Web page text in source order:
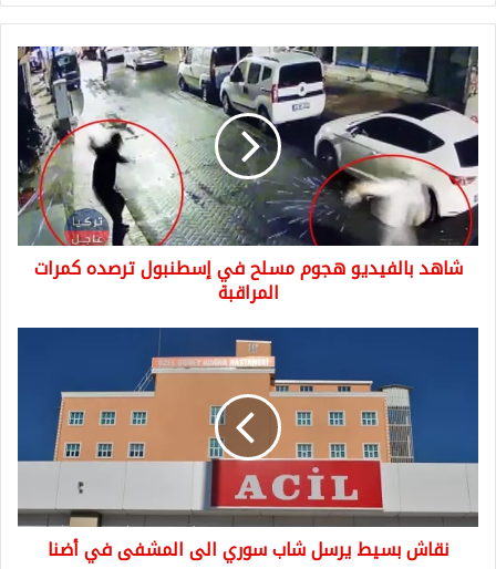
شاهد
بالفيديو
هجوم
مسلح
في
إسطنبول
ترصده
كمرات
المراقبة
شاهد بالفيديو هجوم مسلح في إسطنبول ترصده كمرات
المراقبة
الى
المشفى
في
أضنا
نقاش بسيط يرسل شاب سوري الى المشفى في أضنا